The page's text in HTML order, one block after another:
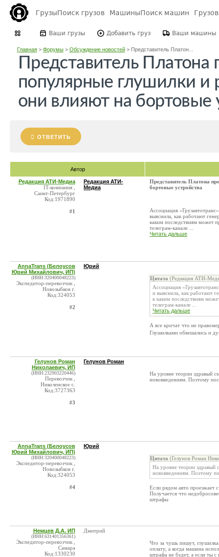
ГрузыПоиск грузов МашиныПоиск машин
Ваши грузы Добавить груз Ваши машины
Главная> Форумы> Обсуждение новостей> Представитель Платон...
Представитель Платона
популярные глушилки и
они влияют на бортовые
ОТВЕТИТЬ
Автор
Редакция АТИ-Медиа
IT-компания ,
Санкт-Петербург
Код:1971890
#1
Редакция АТИ-
Медиа
Представитель Платона
бортовые устройства
Ассоциация
выяснила, как работают
каким последствиям может
телеграм-канале ...
Читать дальше
AnnaTrans (Белоусов
Юрий Михайлович, ИП)
(ИНН:320400048223)
Экспедитор-перевозчик ,
Новозыбков г.
Код:324053
#2
Юрий
Цитата (Редакция АТИ-
Ассоциация
и выяснила, как работают
к каким последствиям
телеграм-канале ...
Читать дальше
А все кричат что не
Глушилками обвешались и
Гелунов Роман
Николаевич, ИП
(ИНН:232903220446)
Перевозчик ,
Николенское с.
Код:3727363
#3
Гелунов Роман
На уровне теории здравый
нововведениям. Поэтому
AnnaTrans (Белоусов
Юрий Михайлович, ИП)
(ИНН:320400048223)
Экспедитор-перевозчик ,
Новозыбков г.
Код:324053
#4
Юрий
Цитата (Гелунов Роман
На уровне теории здравый
нововведениям. Поэтому
Если рядом авто проезжает
Получается что
штрафы
Немцев Д.А. ИП
(ИНН:631401356361)
Экспедитор-перевозчик ,
Самара
Код:1330230
Дмитрий
Что за чушь пишут,
оплату, а когда машина
штрафа не будет, а если ты